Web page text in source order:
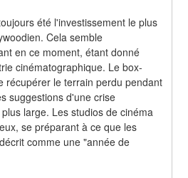
été l'investissement le plus
Cela semble
en ce moment, étant donné
cinématographique. Le box-
récupérer le terrain perdu pendant
suggestions d'une crise
large. Les studios de cinéma
se préparant à ce que les
comme une "année de